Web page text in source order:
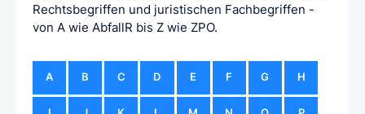
Rechtsbegriffen und juristischen Fachbegriffen -
von A wie AbfallR bis Z wie ZPO.
A B C D E F G H